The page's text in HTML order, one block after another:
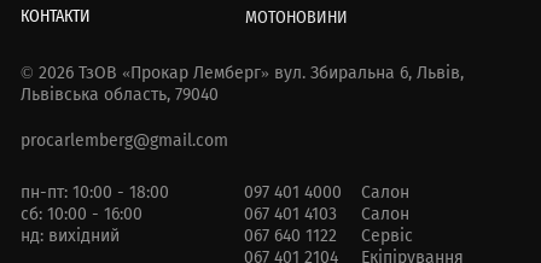
МОТОНОВИНИ
КОНТАКТИ
© 2026 ТзОВ «Прокар Лемберг» вул. Збиральна 6, Львів,
Львівська область, 79040
procarlemberg@gmail.com
пн-пт: 10:00 - 18:00
сб: 10:00 - 16:00
нд: вихідний
097 401 4000
Салон
067 401 4103
Салон
067 640 1122
Сервіс
067 401 2104
Екіпірування